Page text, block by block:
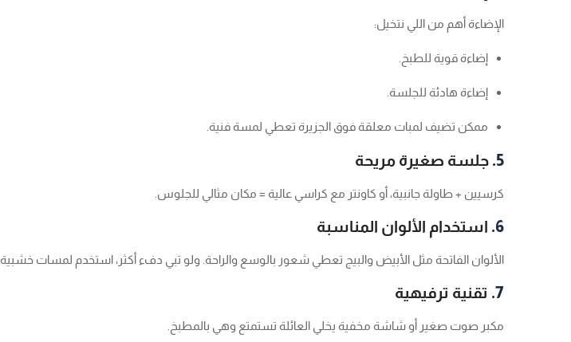
الإضاءة أهم من اللي نتخيل:
إضاءة قوية للطبخ.
إضاءة هادئة للجلسة.
ممكن تضيف لمبات معلقة فوق الجزيرة تعطي لمسة فنية.
5. جلسة صغيرة مريحة
كرسيين + طاولة جانبية، أو كاونتر مع كراسي عالية = مكان مثالي للجلوس.
6. استخدام الألوان المناسبة
الألوان الفاتحة مثل الأبيض والبيج تعطي شعور بالوسع والراحة. ولو تبي دفء أكثر، استخدم لمسات خشبية.
7. تقنية ترفيهية
مكبر صوت صغير أو شاشة مخفية يخلي العائلة تستمتع وهي بالمطبخ.